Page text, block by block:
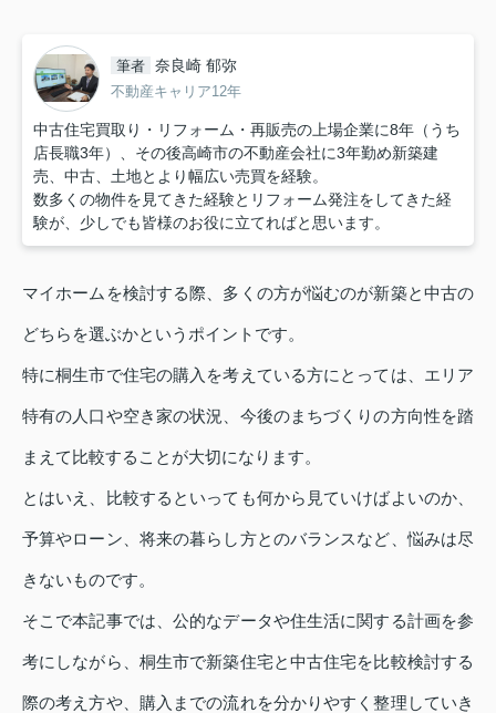
筆者 奈良崎 郁弥
不動産キャリア12年
中古住宅買取り・リフォーム・再販売の上場企業に8年（うち
店長職3年）、その後高崎市の不動産会社に3年勤め新築建
売、中古、土地とより幅広い売買を経験。
数多くの物件を見てきた経験とリフォーム発注をしてきた経
験が、少しでも皆様のお役に立てればと思います。
マイホームを検討する際、多くの方が悩むのが新築と中古の
どちらを選ぶかというポイントです。
特に桐生市で住宅の購入を考えている方にとっては、エリア
特有の人口や空き家の状況、今後のまちづくりの方向性を踏
まえて比較することが大切になります。
とはいえ、比較するといっても何から見ていけばよいのか、
予算やローン、将来の暮らし方とのバランスなど、悩みは尽
きないものです。
そこで本記事では、公的なデータや住生活に関する計画を参
考にしながら、桐生市で新築住宅と中古住宅を比較検討する
際の考え方や、購入までの流れを分かりやすく整理していき